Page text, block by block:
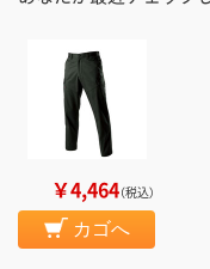
￥4,464（税込）
カゴへ